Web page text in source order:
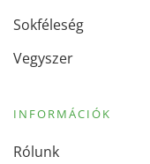
Sokféleség
Vegyszer
INFORMÁCIÓK
Rólunk